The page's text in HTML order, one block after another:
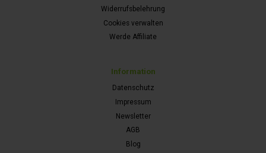
Widerrufsbelehrung
Cookies verwalten
Werde Affiliate
Information
Datenschutz
Impressum
Newsletter
AGB
Blog